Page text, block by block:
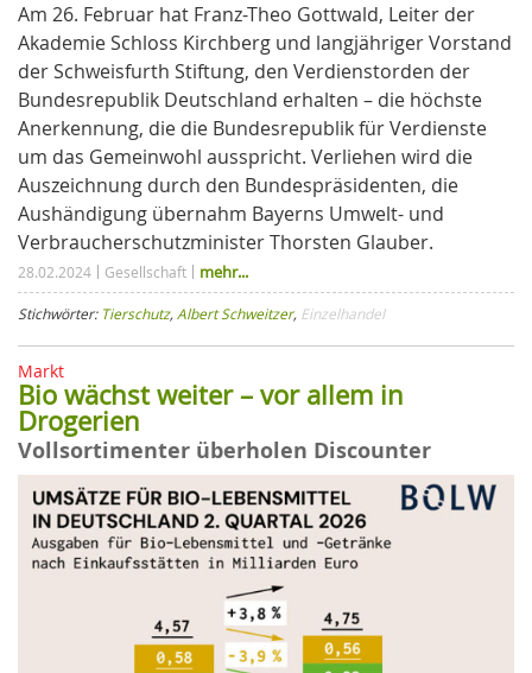
Am 26. Februar hat Franz-Theo Gottwald, Leiter der
Akademie Schloss Kirchberg und langjähriger Vorstand
der Schweisfurth Stiftung, den Verdienstorden der
Bundesrepublik Deutschland erhalten – die höchste
Anerkennung, die die Bundesrepublik für Verdienste
um das Gemeinwohl ausspricht. Verliehen wird die
Auszeichnung durch den Bundespräsidenten, die
Aushändigung übernahm Bayerns Umwelt- und
Verbraucherschutzminister Thorsten Glauber.
28.02.2024 Gesellschaft mehr...
Stichwörter: Tierschutz,Albert Schweitzer, Einzelhandel
Markt
Bio wächst weiter – vor allem in
Drogerien
Vollsortimenter überholen Discounter